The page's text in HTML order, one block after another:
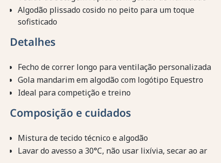
Algodão plissado cosido no peito para um toque
sofisticado
Detalhes
Fecho de correr longo para ventilação personalizada
Gola mandarim em algodão com logótipo Equestro
Ideal para competição e treino
Composição e cuidados
Mistura de tecido técnico e algodão
Lavar do avesso a 30°C, não usar lixívia, secar ao ar